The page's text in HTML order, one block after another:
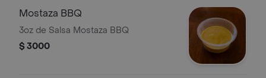
Mostaza BBQ
3oz de Salsa Mostaza BBQ
$ 3000